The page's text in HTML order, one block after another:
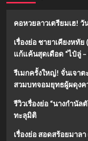
คอหวยลาวเตรียมเฮ!
เรื่องย่อ ชายาเคียงหทั
แก้แค้นสุดเดือด “ไป๋ลู่ –
รีเมกครั้งใหญ่! จั่นเจาต
สวมบทจอมยุทธผู้ผดุงค
รีวิวเรื่องย่อ “นางกำนั
ทะลุมิติ
เรื่องย่อ สอดสร้อยมาล